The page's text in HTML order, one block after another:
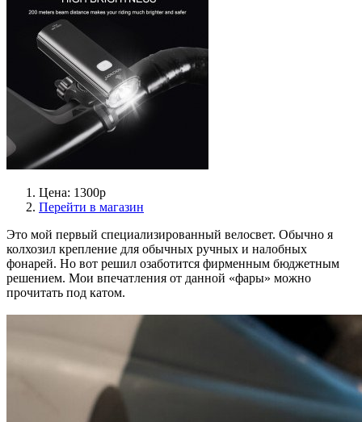
Цена: 1300р
Перейти в магазин
Это мой первый специализированный велосвет. Обычно я
колхозил крепление для обычных ручных и налобных
фонарей. Но вот решил озаботится фирменным бюджетным
решением. Мои впечатления от данной «фары» можно
прочитать под катом.